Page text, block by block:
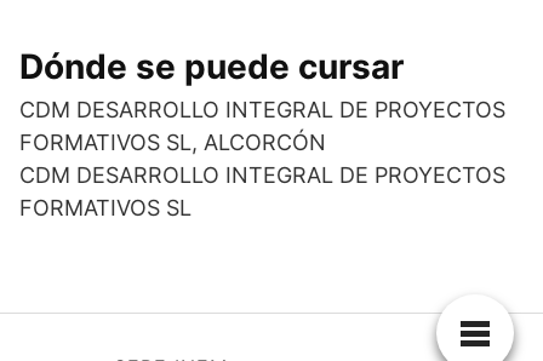
Dónde se puede cursar
CDM DESARROLLO INTEGRAL DE PROYECTOS
FORMATIVOS SL, ALCORCÓN
CDM DESARROLLO INTEGRAL DE PROYECTOS
FORMATIVOS SL